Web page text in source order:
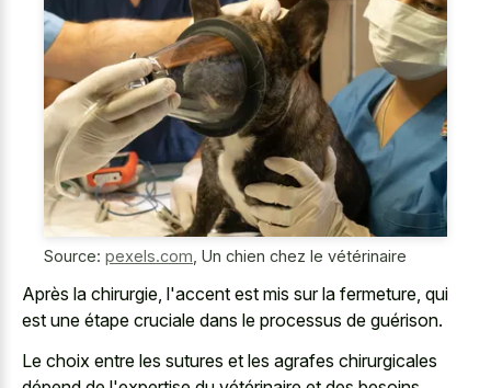
Source: pexels.com Un chien chez le vétérinaire
Après la chirurgie, l'accent est mis sur la fermeture, qui
est une étape cruciale dans le processus de guérison.
Le choix entre les sutures et les agrafes chirurgicales